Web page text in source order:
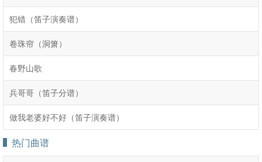
犯错（笛子演奏谱）
卷珠帘（洞箫）
春野山歌
兵哥哥（笛子分谱）
做我老婆好不好（笛子演奏谱）
热门曲谱